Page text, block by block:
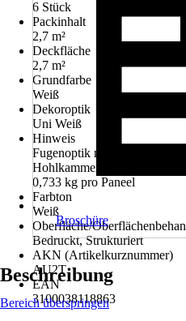
6 Stück
Packinhalt
2,7 m²
Deckfläche
2,7 m²
Grundfarbe
Weiß
Dekoroptik
Uni Weiß
Hinweis
Fugenoptik nach Verlegung:
Hohlkammer-Paneele: 8 mm
0,733 kg pro Paneel
Farbton
Weiß
Oberfläche/
Bedruckt, Strukturiert
AKN (Artikelkurznummer)
AU2T
EAN
3100038118863
Broschüre
Beschreibung
Bereich überspringen